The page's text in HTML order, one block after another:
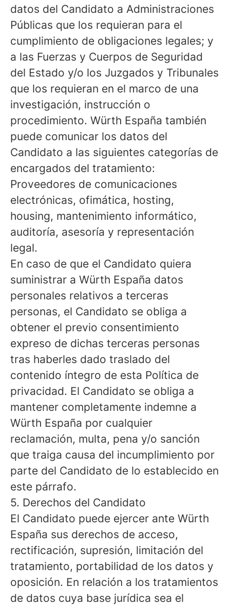
datos del Candidato a Administraciones
Públicas que los requieran para el
cumplimiento de obligaciones legales; y
a las Fuerzas y Cuerpos de Seguridad
del Estado y/o los Juzgados y Tribunales
que los requieran en el marco de una
investigación, instrucción o
procedimiento. Würth España también
puede comunicar los datos del
Candidato a las siguientes categorías de
encargados del tratamiento:
Proveedores de comunicaciones
electrónicas, ofimática, hosting,
housing, mantenimiento informático,
auditoría, asesoría y representación
legal.
En caso de que el Candidato quiera
suministrar a Würth España datos
personales relativos a terceras
personas, el Candidato se obliga a
obtener el previo consentimiento
expreso de dichas terceras personas
tras haberles dado traslado del
contenido íntegro de esta Política de
privacidad. El Candidato se obliga a
mantener completamente indemne a
Würth España por cualquier
reclamación, multa, pena y/o sanción
que traiga causa del incumplimiento por
parte del Candidato de lo establecido en
este párrafo.
5. Derechos del Candidato
El Candidato puede ejercer ante Würth
España sus derechos de acceso,
rectificación, supresión, limitación del
tratamiento, portabilidad de los datos y
oposición. En relación a los tratamientos
de datos cuya base jurídica sea el